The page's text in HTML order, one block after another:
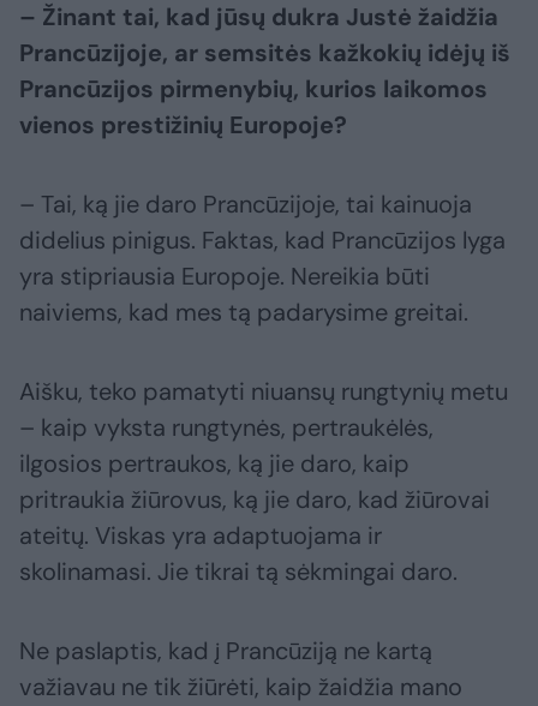
– Žinant tai, kad jūsų dukra Justė žaidžia
Prancūzijoje, ar semsitės kažkokių idėjų iš
Prancūzijos pirmenybių, kurios laikomos
vienos prestižinių Europoje?
– Tai, ką jie daro Prancūzijoje, tai kainuoja
didelius pinigus. Faktas, kad Prancūzijos lyga
yra stipriausia Europoje. Nereikia būti
naiviems, kad mes tą padarysime greitai.
Aišku, teko pamatyti niuansų rungtynių metu
– kaip vyksta rungtynės, pertraukėlės,
ilgosios pertraukos, ką jie daro, kaip
pritraukia žiūrovus, ką jie daro, kad žiūrovai
ateitų. Viskas yra adaptuojama ir
skolinamasi. Jie tikrai tą sėkmingai daro.
Ne paslaptis, kad į Prancūziją ne kartą
važiavau ne tik žiūrėti, kaip žaidžia mano